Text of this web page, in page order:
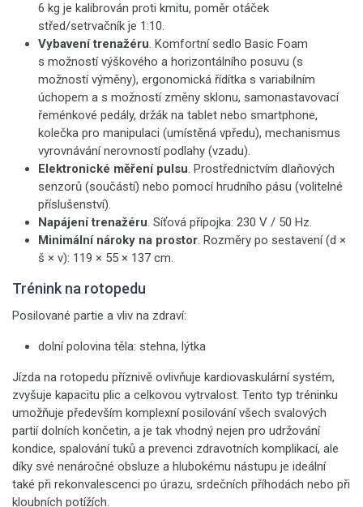
6 kg je kalibrován proti kmitu, poměr otáček
střed/setrvačník je 1:10.
Vybavení trenažéru. Komfortní sedlo Basic Foam
s možností výškového a horizontálního posuvu (s
možností výměny), ergonomická řídítka s variabilním
úchopem a s možností změny sklonu, samonastavovací
řeménkové pedály, držák na tablet nebo smartphone,
kolečka pro manipulaci (umístěná vpředu), mechanismus
vyrovnávání nerovností podlahy (vzadu).
Elektronické měření pulsu. Prostřednictvím dlaňových
senzorů (součástí) nebo pomocí hrudního pásu (volitelné
příslušenství).
Napájení trenažéru. Síťová přípojka: 230 V / 50 Hz.
Minimální nároky na prostor. Rozměry po sestavení (d ×
š × v): 119 × 55 × 137 cm.
Trénink na rotopedu
Posilované partie a vliv na zdraví:
dolní polovina těla: stehna, lýtka
Jízda na rotopedu příznivě ovlivňuje kardiovaskulární systém,
zvyšuje kapacitu plic a celkovou vytrvalost. Tento typ tréninku
umožňuje především komplexní posilování všech svalových
partií dolních končetin, a je tak vhodný nejen pro udržování
kondice, spalování tuků a prevenci zdravotních komplikací, ale
díky své nenáročné obsluze a hlubokému nástupu je ideální
také při rekonvalescenci po úrazu, srdečních příhodách nebo při
kloubních potížích.